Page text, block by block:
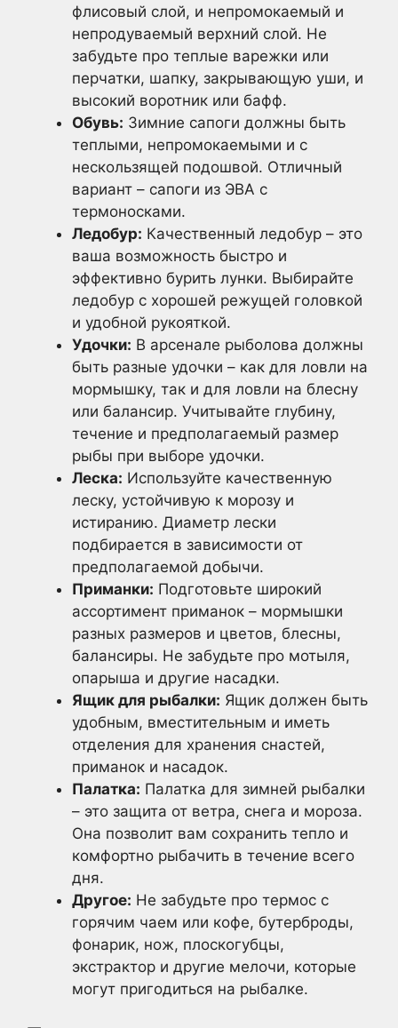
флисовый слой, и непромокаемый и
непродуваемый верхний слой. Не
забудьте про теплые варежки или
перчатки, шапку, закрывающую уши, и
высокий воротник или бафф.
Обувь: Зимние сапоги должны быть
теплыми, непромокаемыми и с
нескользящей подошвой. Отличный
вариант – сапоги из ЭВА с
термоносками.
Ледобур: Качественный ледобур – это
ваша возможность быстро и
эффективно бурить лунки. Выбирайте
ледобур с хорошей режущей головкой
и удобной рукояткой.
Удочки: В арсенале рыболова должны
быть разные удочки – как для ловли на
мормышку, так и для ловли на блесну
или балансир. Учитывайте глубину,
течение и предполагаемый размер
рыбы при выборе удочки.
Леска: Используйте качественную
леску, устойчивую к морозу и
истиранию. Диаметр лески
подбирается в зависимости от
предполагаемой добычи.
Приманки: Подготовьте широкий
ассортимент приманок – мормышки
разных размеров и цветов, блесны,
балансиры. Не забудьте про мотыля,
опарыша и другие насадки.
Ящик для рыбалки: Ящик должен быть
удобным, вместительным и иметь
отделения для хранения снастей,
приманок и насадок.
Палатка: Палатка для зимней рыбалки
– это защита от ветра, снега и мороза.
Она позволит вам сохранить тепло и
комфортно рыбачить в течение всего
дня.
Другое: Не забудьте про термос с
горячим чаем или кофе, бутерброды,
фонарик, нож, плоскогубцы,
экстрактор и другие мелочи, которые
могут пригодиться на рыбалке.